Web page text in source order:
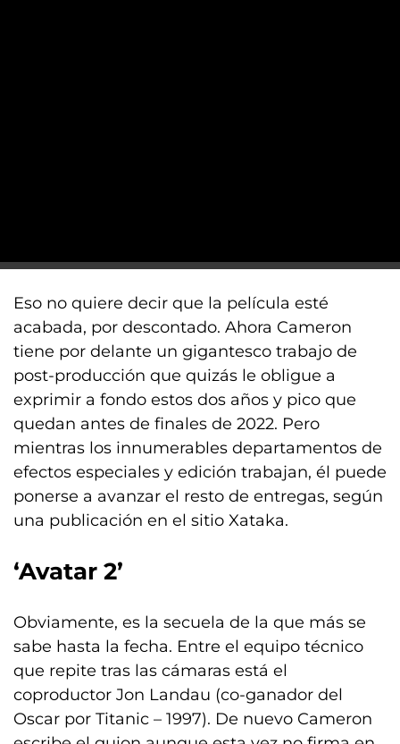
Eso no quiere decir que la película esté
acabada, por descontado. Ahora Cameron
tiene por delante un gigantesco trabajo de
post-producción que quizás le obligue a
exprimir a fondo estos dos años y pico que
quedan antes de finales de 2022. Pero
mientras los innumerables departamentos de
efectos especiales y edición trabajan, él puede
ponerse a avanzar el resto de entregas, según
una publicación en el sitio Xataka.
‘Avatar 2’
Obviamente, es la secuela de la que más se
sabe hasta la fecha. Entre el equipo técnico
que repite tras las cámaras está el
coproductor Jon Landau (co-ganador del
Oscar por Titanic – 1997). De nuevo Cameron